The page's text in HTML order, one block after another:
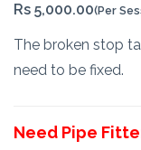
Rs 5,000.00(Per
The broken stop
need to be fixed.
Need Pipe